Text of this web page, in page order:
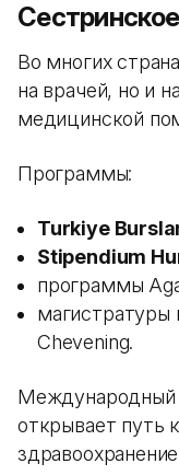
Во многих
на врачей, но и
медицинской
Программы:
Turkiye
Stipendium
программы
магистратуры
Chevening.
Международный
открывает путь